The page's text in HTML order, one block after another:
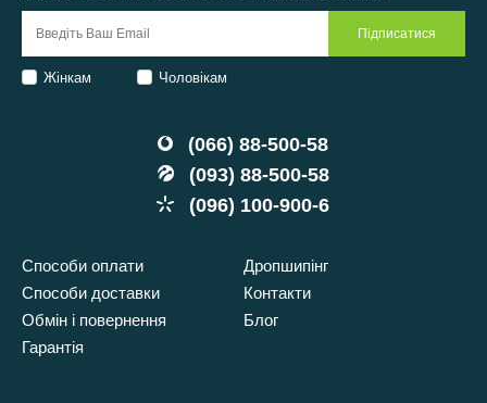
(066) 88-500-58
(093) 88-500-58
(096) 100-900-6
Способи оплати
Способи доставки
Обмін і повернення
Гарантія
Дропшипінг
Контакти
Блог
Жінкам Чоловікам